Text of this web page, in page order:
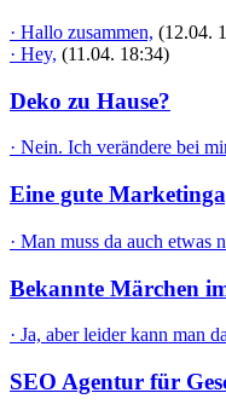
· Hallo zusammen, (12.04.
· Hey, (11.04. 18:34)
Deko zu Hause?
· Nein. Ich verändere bei
Eine gute
· Man muss da auch etwas
Bekannte Märchen
· Ja, aber leider kann man da
SEO Agentur für